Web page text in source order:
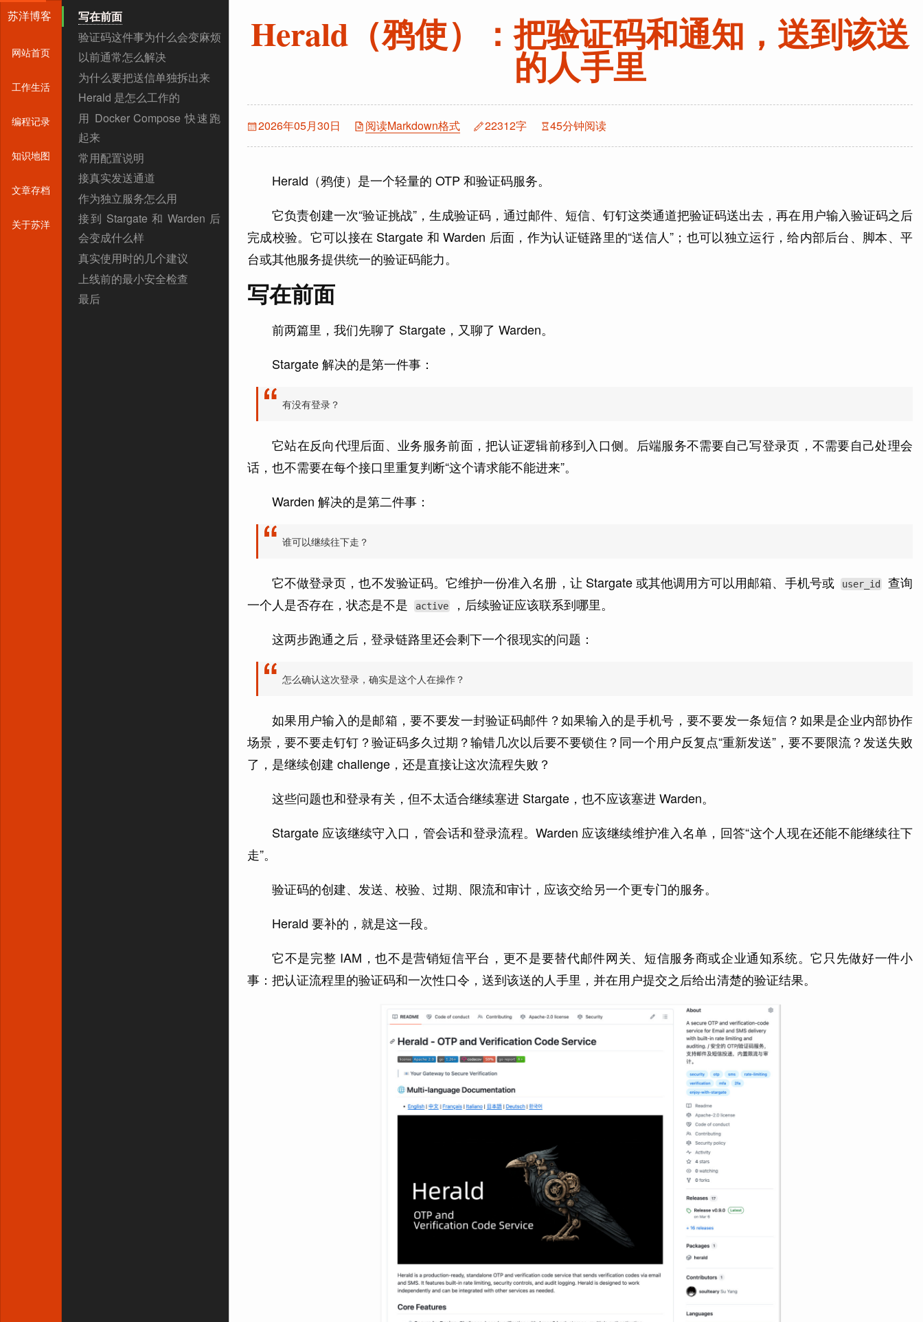
苏洋博客
网站首页
工作生活
编程记录
知识地图
文章存档
关于苏洋
写在前面
验证码这件事为什么会变麻烦
以前通常怎么解决
为什么要把送信单独拆出来
Herald 是怎么工作的
用 Docker Compose 快速跑
起来
常用配置说明
端口和 Redis
API_KEY、
HMAC_SECRET 和
HERALD_HMAC_KEYS：
服务间认证
CHALLENGE_EXPIRY 和
MAX_ATTEMPTS：
接真实发送通道
邮件通道
短信通道
钉钉通道
TOTP
作为独立服务怎么用
接到 Stargate 和 Warden 后
会变成什么样
真实使用时的几个建议
上线前的最小安全检查
不要把 Herald 直接暴露到
最后
Herald（鸦使）：把验证码和通知，送到该送
的人手里
2026年05月30日 阅读Markdown格式 22312字 45分钟阅读
Herald（鸦使）是一个轻量的 OTP 和验证码服务。
它负责创建一次“验证挑战”，生成验证码，通过邮件、短信、钉钉这类通道把验证码送出去，再在用户输入验证码之后
完成校验。它可以接在 Stargate 和 Warden 后面，作为认证链路里的“送信人”；也可以独立运行，给内部后台、脚本、平
台或其他服务提供统一的验证码能力。
写在前面
前两篇里，我们先聊了 Stargate，又聊了 Warden。
Stargate 解决的是第一件事：
有没有登录？
它站在反向代理后面、业务服务前面，把认证逻辑前移到入口侧。后端服务不需要自己写登录页，不需要自己处理会
话，也不需要在每个接口里重复判断“这个请求能不能进来”。
Warden 解决的是第二件事：
谁可以继续往下走？
它不做登录页，也不发验证码。它维护一份准入名册，让 Stargate 或其他调用方可以用邮箱、手机号或 user_id
查询
一个人是否存在，状态是不是
active
，后续验证应该联系到哪里。
这两步跑通之后，登录链路里还会剩下一个很现实的问题：
怎么确认这次登录，确实是这个人在操作？
如果用户输入的是邮箱，要不要发一封验证码邮件？如果输入的是手机号，要不要发一条短信？如果是企业内部协作
场景，要不要走钉钉？验证码多久过期？输错几次以后要不要锁住？同一个用户反复点“重新发送”，要不要限流？发送失败
了，是继续创建 challenge，还是直接让这次流程失败？
这些问题也和登录有关，但不太适合继续塞进 Stargate，也不应该塞进 Warden。
Stargate 应该继续守入口，管会话和登录流程。Warden 应该继续维护准入名单，回答“这个人现在还能不能继续往下
走”。
验证码的创建、发送、校验、过期、限流和审计，应该交给另一个更专门的服务。
Herald 要补的，就是这一段。
它不是完整 IAM，也不是营销短信平台，更不是要替代邮件网关、短信服务商或企业通知系统。它只先做好一件小
事：把认证流程里的验证码和一次性口令，送到该送的人手里，并在用户提交之后给出清楚的验证结果。